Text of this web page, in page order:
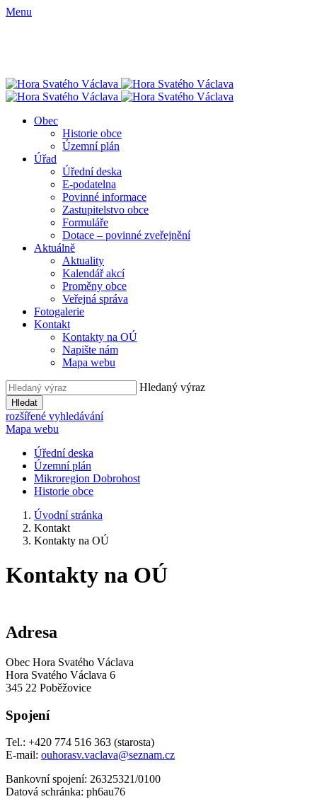
Menu
Obec
Historie obce
Územní plán
Úřad
Úřední deska
E-podatelna
Povinné informace
Zastupitelstvo obce
Formuláře
Dotace – povinné zveřejnění
Aktuálně
Aktuality
Kalendář akcí
Proměny obce
Veřejná správa
Fotogalerie
Kontakt
Kontakty na OÚ
Napište nám
Mapa webu
Hledaný výraz
Hledat
rozšířené vyhledávání
Mapa webu
Úřední deska
Územní plán
Mikroregion Dobrohost
Historie obce
Úvodní stránka
Kontakt
Kontakty na OÚ
Kontakty na OÚ
Adresa
Obec Hora Svatého Václava
Hora Svatého Václava 6
345 22 Poběžovice
Spojení
Tel.: +420 774 516 363 (starosta)
E-mail: ouhorasv.vaclava@seznam.cz
Bankovní spojení: 26325321/0100
Datová schránka: ph6au76